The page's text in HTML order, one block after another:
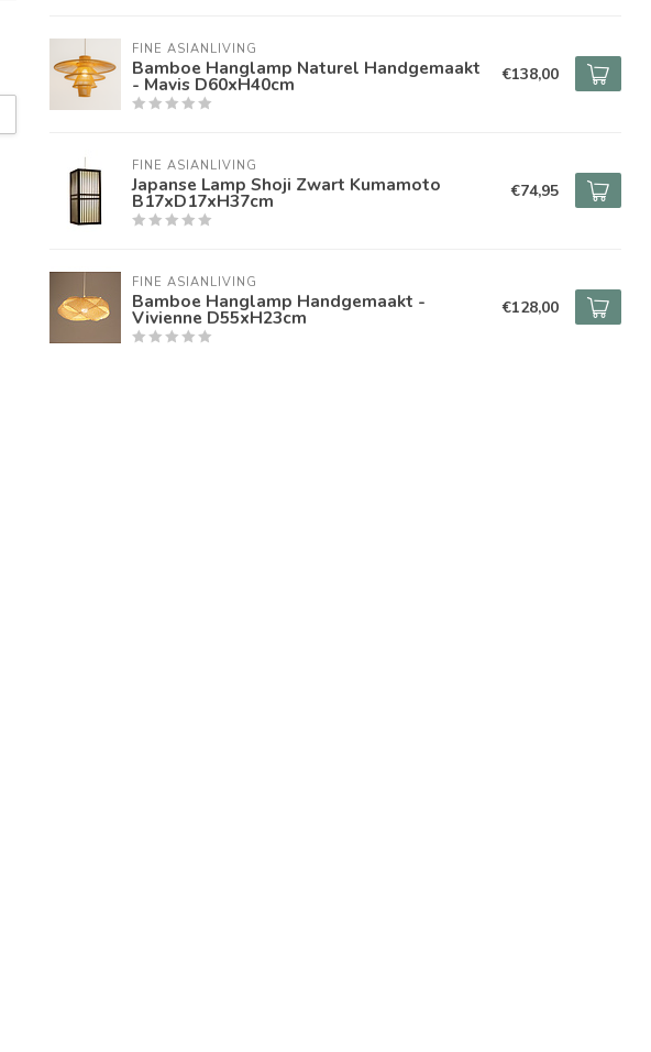
FINE ASIANLIVING
Bamboe Hanglamp Naturel Handgemaakt
- Mavis D60xH40cm €138,00
FINE ASIANLIVING
Japanse Lamp Shoji Zwart Kumamoto
B17xD17xH37cm €74,95
FINE ASIANLIVING
Bamboe Hanglamp Handgemaakt -
Vivienne D55xH23cm €128,00